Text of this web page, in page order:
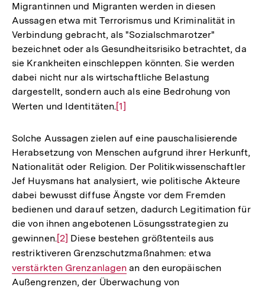
Migrantinnen und Migranten werden in diesen
Aussagen etwa mit Terrorismus und Kriminalität in
Verbindung gebracht, als "Sozialschmarotzer"
bezeichnet oder als Gesundheitsrisiko betrachtet, da
sie Krankheiten einschleppen könnten. Sie werden
dabei nicht nur als wirtschaftliche Belastung
dargestellt, sondern auch als eine Bedrohung von
Werten und Identitäten.Zur
der
Fußnote
[1]
Solche Aussagen zielen auf eine pauschalisierende
Herabsetzung von Menschen aufgrund ihrer Herkunft,
Nationalität oder Religion. Der Politikwissenschaftler
Jef Huysmans hat analysiert, wie politische Akteure
dabei bewusst diffuse Ängste vor dem Fremden
bedienen und darauf setzen, dadurch Legitimation für
die von ihnen angebotenen Lösungsstrategien zu
gewinnen.Zur
Auflösung
der
Fußnote
[2] Diese bestehen größtenteils aus
restriktiveren Grenzschutzmaßnahmen: etwa
Link:
verstärkten Grenzanlagen an den europäischen
Außengrenzen, der Überwachung von